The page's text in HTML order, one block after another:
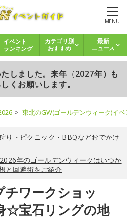
MENU
イベント
ランキング
カテゴリ別
おすすめ
最新
ニュース
しました。来年（2027年）も
くお願いします。
東北のGW(ゴールデンウィーク)イ
り ・ ピクニック ・ BBQなどおでかけ
年のゴールデンウィークはいつか
と回避術をご紹介
チワークショッ
宝石リングの地